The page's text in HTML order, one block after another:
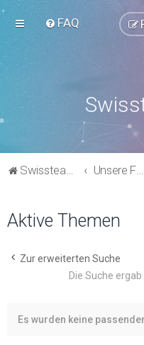
FAQ
Swissteam.NET Unsere Foren
Aktive Themen
Zur erweiterten Suche
Die Suche
Es wurden keine